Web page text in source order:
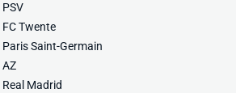
PSV
FC Twente
Paris Saint-Germain
AZ
Real Madrid